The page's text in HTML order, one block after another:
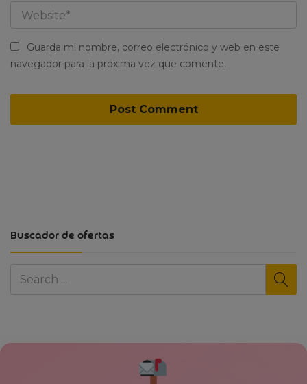
Buscador de ofertas
Guarda mi nombre, correo electrónico y web en este
navegador para la próxima vez que comente.